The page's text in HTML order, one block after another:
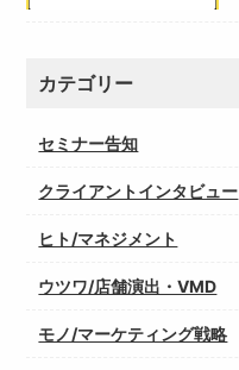
カテゴリー
セミナー告知
クライアントインタビュー
ヒト/マネジメント
ウツワ/店舗演出・VMD
モノ/マーケティング戦略